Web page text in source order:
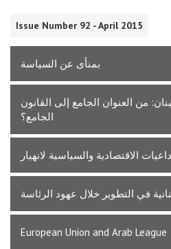
Issue Number 92 - April 2015
بمنأى عن السياسة
من العنوان الجامع إلى القانون
الجامع؟
الاقتصادية والسياسية لانهيار
في التطوير خلال عهود الرئاسة
European Union and Arab League